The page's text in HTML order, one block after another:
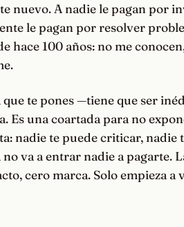
nuevo. A nadie le pagan por
le pagan por resolver
hace 100 años: no me
que te pones —tiene que ser
Es una coartada para no
nadie te puede criticar,
no va a entrar nadie a pagarte.
cero marca. Solo empieza a